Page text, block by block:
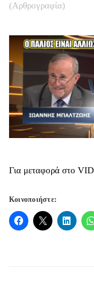
(Αρθρογραφία)
Για μεταφορά στο
Κοινοποιήστε: